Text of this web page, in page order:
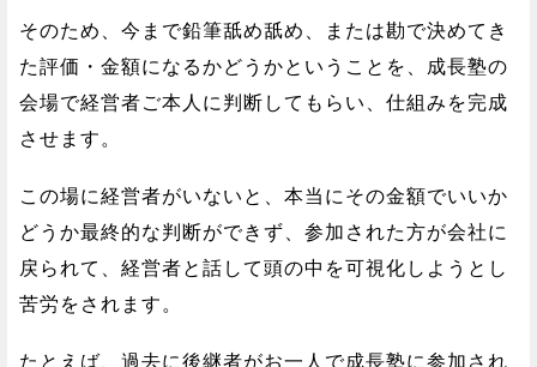
そのため、今まで鉛筆舐め舐め、または勘で決めてき
た評価・金額になるかどうかということを、成長塾の
会場で経営者ご本人に判断してもらい、仕組みを完成
させます。
この場に経営者がいないと、本当にその金額でいいか
どうか最終的な判断ができず、参加された方が会社に
戻られて、経営者と話して頭の中を可視化しようとし
苦労をされます。
たとえば、過去に後継者がお一人で成長塾に参加され